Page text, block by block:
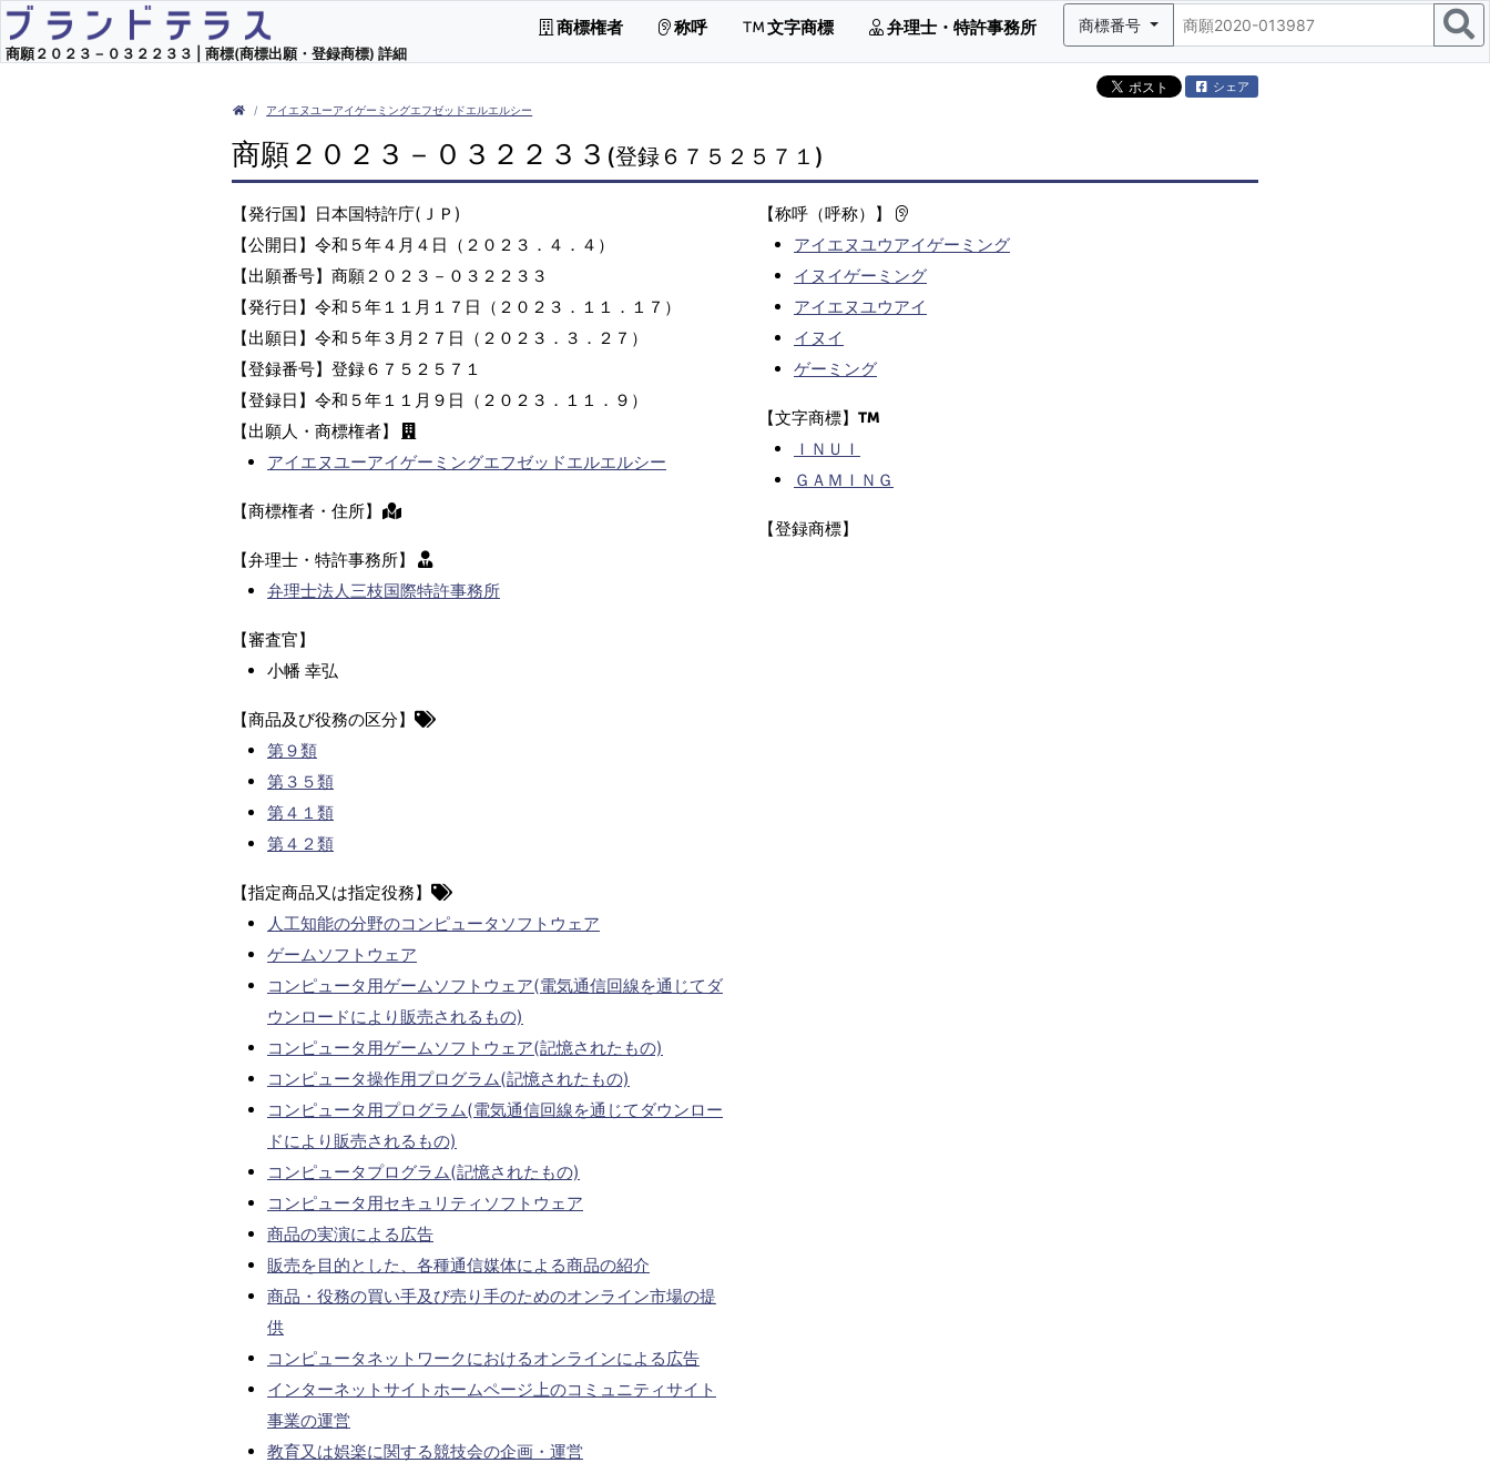
商願２０２３－０３２２３３ | 商標(商標出願・登録商標) 詳細
商標権者 称呼 文字商標 弁理士・特許事務所 商標番号
シェア
アイエヌユーアイゲーミングエフゼッドエルエルシー
商願２０２３－０３２２３３ (登録６７５２５７１)
【発行国】日本国特許庁(ＪＰ)
【公開日】令和５年４月４日（２０２３．４．４）
【出願番号】商願２０２３－０３２２３３
【発行日】令和５年１１月１７日（２０２３．１１．１７）
【出願日】令和５年３月２７日（２０２３．３．２７）
【登録番号】登録６７５２５７１
【登録日】令和５年１１月９日（２０２３．１１．９）
【出願人・商標権者】
アイエヌユーアイゲーミングエフゼッドエルエルシー
【商標権者・住所】
【弁理士・特許事務所】
弁理士法人三枝国際特許事務所
【審査官】
小幡 幸弘
【商品及び役務の区分】
第９類
第３５類
第４１類
第４２類
【指定商品又は指定役務】
人工知能の分野のコンピュータソフトウェア
ゲームソフトウェア
コンピュータ用ゲームソフトウェア(電気通信回線を通じてダ
ウンロードにより販売されるもの)
コンピュータ用ゲームソフトウェア(記憶されたもの)
コンピュータ操作用プログラム(記憶されたもの)
コンピュータ用プログラム(電気通信回線を通じてダウンロー
ドにより販売されるもの)
コンピュータプログラム(記憶されたもの)
コンピュータ用セキュリティソフトウェア
商品の実演による広告
販売を目的とした、各種通信媒体による商品の紹介
商品・役務の買い手及び売り手のためのオンライン市場の提
供
コンピュータネットワークにおけるオンラインによる広告
インターネットサイトホームページ上のコミュニティサイト
事業の運営
教育又は娯楽に関する競技会の企画・運営
【称呼（呼称）】
アイエヌユウアイゲーミング
イヌイゲーミング
アイエヌユウアイ
イヌイ
ゲーミング
【文字商標】
ＩＮＵＩ
ＧＡＭＩＮＧ
【登録商標】